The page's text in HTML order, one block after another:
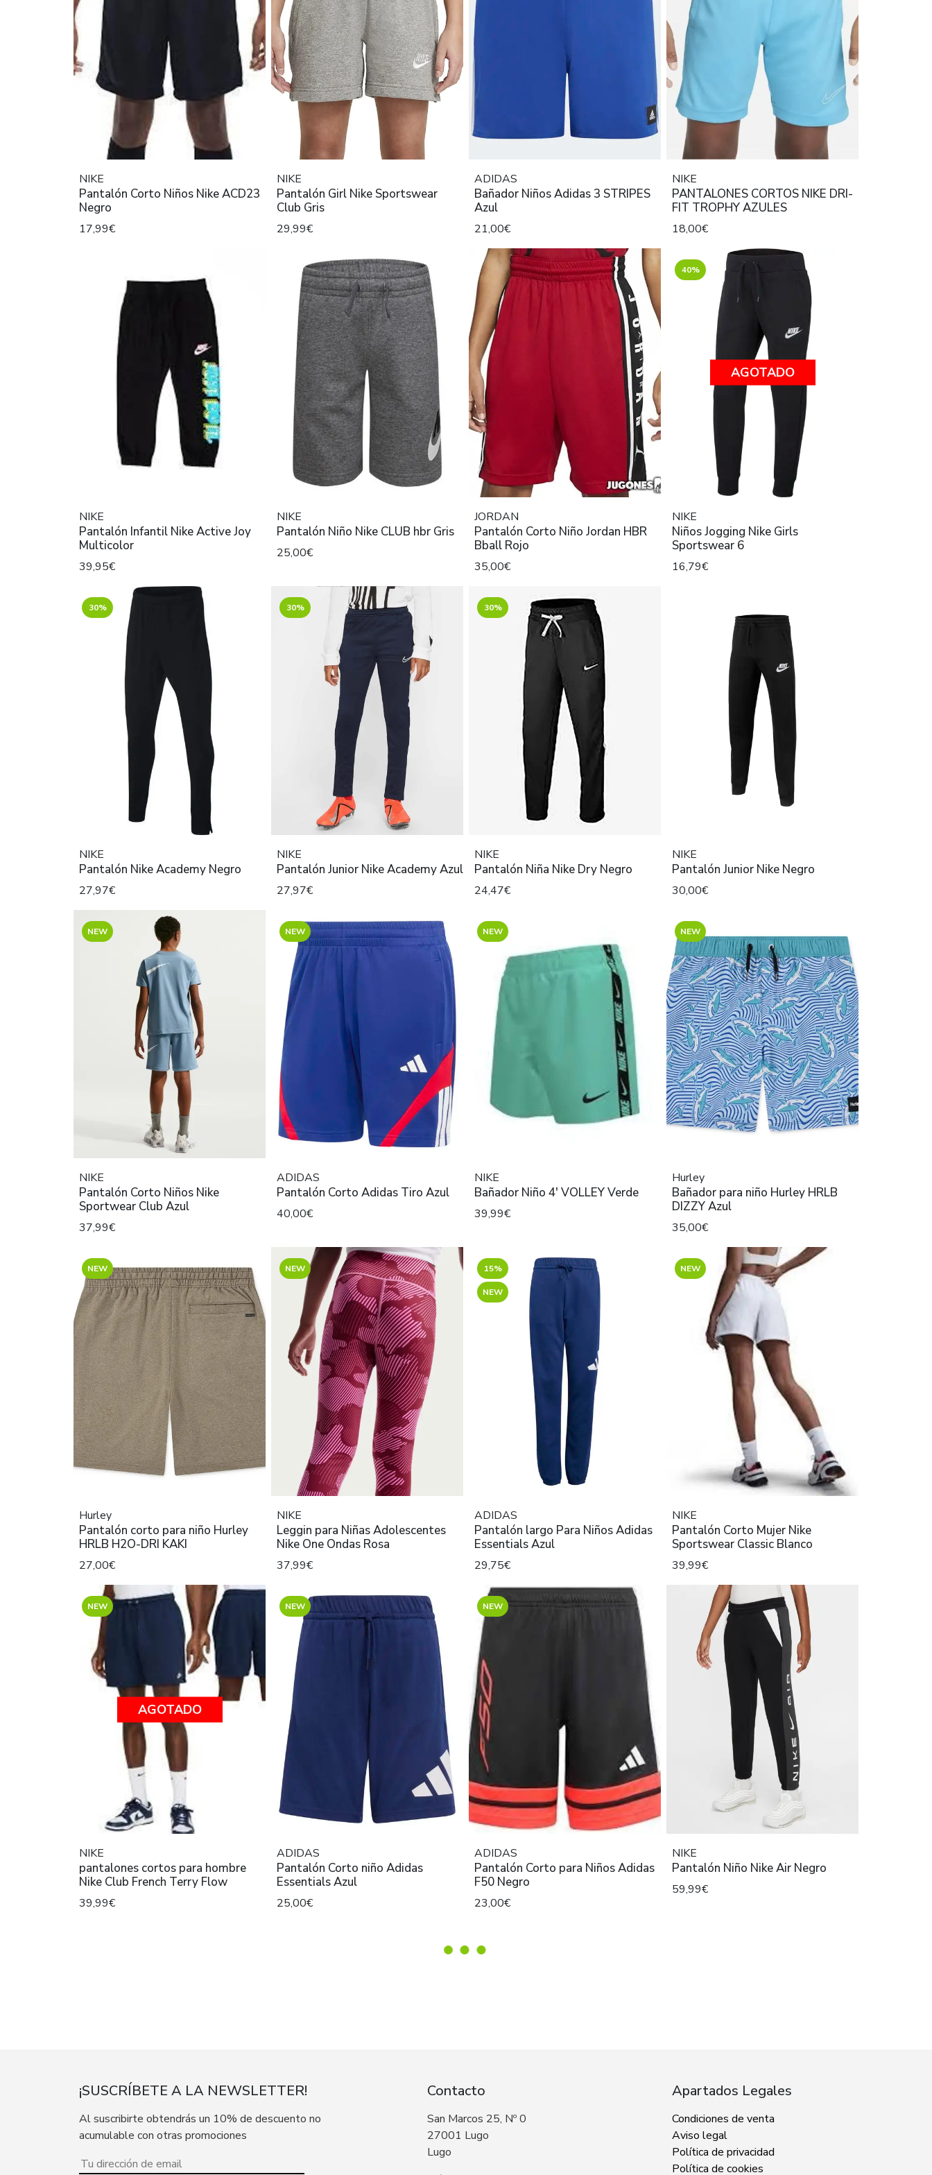
NIKE
Pantalón Corto Niños Nike ACD23
Negro
17,99€
NIKE
Pantalón Girl Nike Sportswear
Club Gris
29,99€
ADIDAS
Bañador Niños Adidas 3 STRIPES
Azul
21,00€
NIKE
PANTALONES CORTOS NIKE DRI-
FIT TROPHY AZULES
18,00€
NIKE
Pantalón Infantil Nike Active Joy
Multicolor
39,95€
NIKE
Pantalón Niño Nike CLUB hbr Gris
25,00€
JORDAN
Pantalón Corto Niño Jordan HBR
Bball Rojo
35,00€
40%
AGOTADO
NIKE
Niños Jogging Nike Girls
Sportswear 6
16,79€
30%
NIKE
Pantalón Nike Academy Negro
27,97€
30%
NIKE
Pantalón Junior Nike Academy Azul
27,97€
30%
NIKE
Pantalón Niña Nike Dry Negro
24,47€
NIKE
Pantalón Junior Nike Negro
30,00€
NEW
NIKE
Pantalón Corto Niños Nike
Sportwear Club Azul
37,99€
NEW
ADIDAS
Pantalón Corto Adidas Tiro Azul
40,00€
NEW
NIKE
Bañador Niño 4' VOLLEY Verde
39,99€
NEW
Hurley
Bañador para niño Hurley HRLB
DIZZY Azul
35,00€
NEW
Hurley
Pantalón corto para niño Hurley
HRLB H2O-DRI KAKI
27,00€
NEW
NIKE
Leggin para Niñas Adolescentes
Nike One Ondas Rosa
37,99€
15%
NEW
ADIDAS
Pantalón largo Para Niños Adidas
Essentials Azul
29,75€
NEW
NIKE
Pantalón Corto Mujer Nike
Sportswear Classic Blanco
39,99€
NEW
AGOTADO
NIKE
pantalones cortos para hombre
Nike Club French Terry Flow
39,99€
NEW
ADIDAS
Pantalón Corto niño Adidas
Essentials Azul
25,00€
NEW
ADIDAS
Pantalón Corto para Niños Adidas
F50 Negro
23,00€
NIKE
Pantalón Niño Nike Air Negro
59,99€
¡SUSCRÍBETE A LA NEWSLETTER!
Al suscribirte obtendrás un 10% de descuento no
acumulable con otras promociones
Contacto
San Marcos 25, Nº 0
27001 Lugo
Lugo
Apartados Legales
Condiciones de venta
Aviso legal
Política de privacidad
Política de cookies